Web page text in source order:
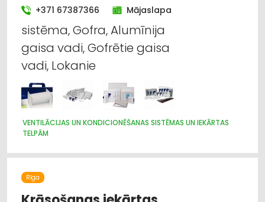
+371 67387366 Mājaslapa
sistēma, Gofra, Alumīnija
gaisa vadi, Gofrētie gaisa
vadi, Lokanie
VENTILĀCIJAS UN KONDICIONĒŠANAS SISTĒMAS UN IEKĀRTAS
TELPĀM
Rīga